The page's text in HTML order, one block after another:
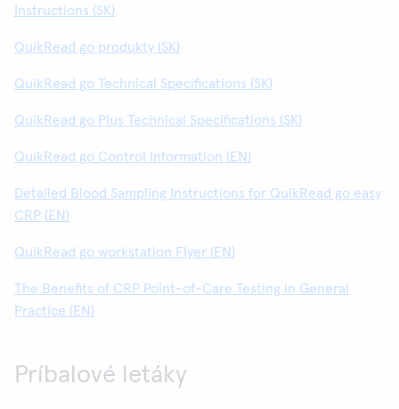
Instructions (SK)
QuikRead go produkty (SK)
QuikRead go Technical Specifications (SK)
QuikRead go Plus Technical Specifications (SK)
QuikRead go Control Information (EN)
Detailed Blood Sampling Instructions for QuikRead go easy
CRP (EN)
QuikRead go workstation Flyer (EN)
The Benefits of CRP Point-of-Care Testing in General
Practice (EN)
Príbalové letáky